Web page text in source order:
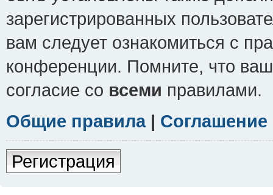
зарегистрированных
вам следует ознакомиться с
конференции. Помните, что
согласие со всеми правилами.
Общие правила|
Регистрация